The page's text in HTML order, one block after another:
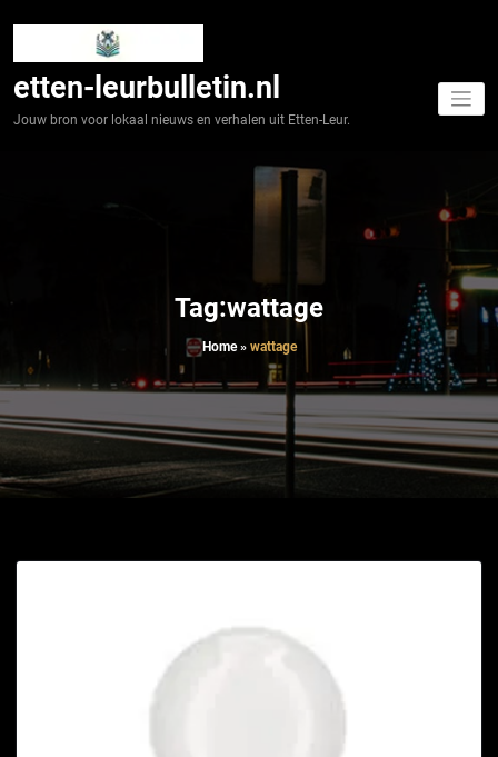
etten-leurbulletin.nl
Jouw bron voor lokaal nieuws en verhalen uit Etten-Leur.
Tag:wattage
Home» wattage